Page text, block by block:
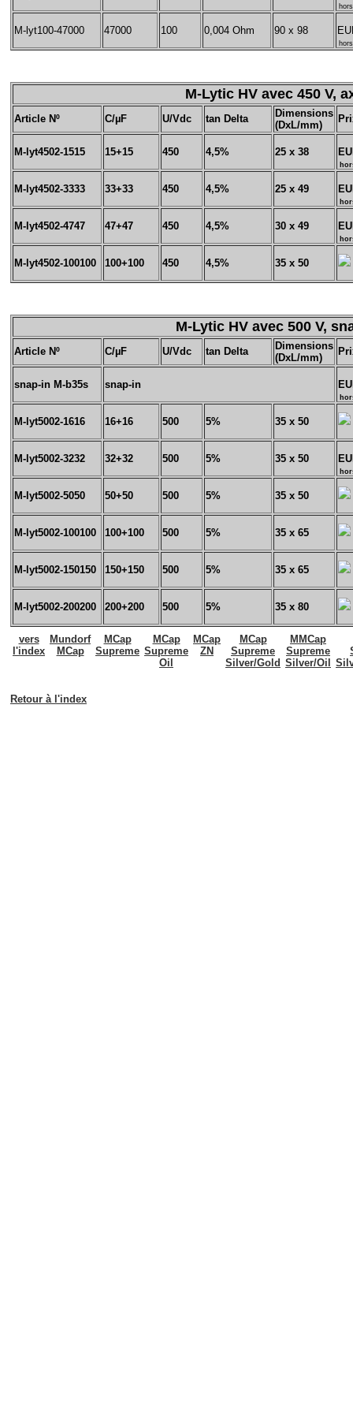
M-lyt100-47000 47000 100 0,004 Ohm 90 x 98
M-Lytic HV avec 450 V,
Article Nº C/µF U/Vdc tan Delta
Dimensions
(DxL/mm)
M-lyt4502-1515 15+15 450 4,5% 25 x 38
M-lyt4502-3333 33+33 450 4,5% 25 x 49
M-lyt4502-4747 47+47 450 4,5% 30 x 49
M-lyt4502-100100 100+100 450 4,5% 35 x 50
M-Lytic HV avec 500 V,
Article Nº C/µF U/Vdc tan Delta
Dimensions
(DxL/mm)
snap-in M-b35s snap-in
M-lyt5002-1616 16+16 500 5% 35 x 50
M-lyt5002-3232 32+32 500 5% 35 x 50
M-lyt5002-5050 50+50 500 5% 35 x 50
M-lyt5002-100100 100+100 500 5% 35 x 65
M-lyt5002-150150 150+150 500 5% 35 x 65
M-lyt5002-200200 200+200 500 5% 35 x 80
vers
l'index
Mundorf
MCap
MCap
Supreme
MCap
Supreme
Oil
MCap
ZN
MCap
Supreme
Silver/Gold
MMCap
Supreme
Silver/Oil
Retour à l'index